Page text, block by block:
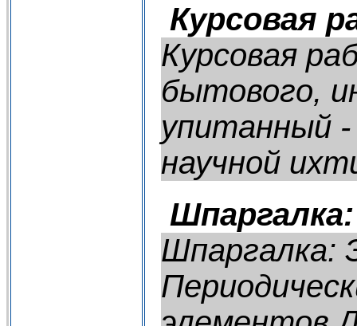
Курсовая
Курсовая
бытового,
упитанный -
научной
Шпаргалка: